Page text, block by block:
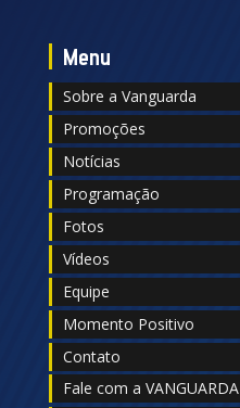
Menu
Sobre a Vanguarda
Promoções
Notícias
Programação
Fotos
Vídeos
Equipe
Momento Positivo
Contato
Fale com a VANGUARDA